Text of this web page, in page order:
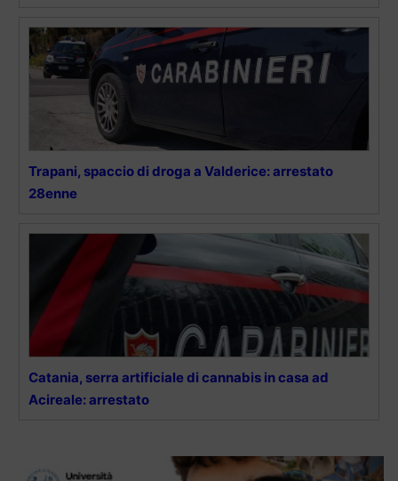
Trapani, spaccio di droga a Valderice: arrestato
28enne
Catania, serra artificiale di cannabis in casa ad
Acireale: arrestato